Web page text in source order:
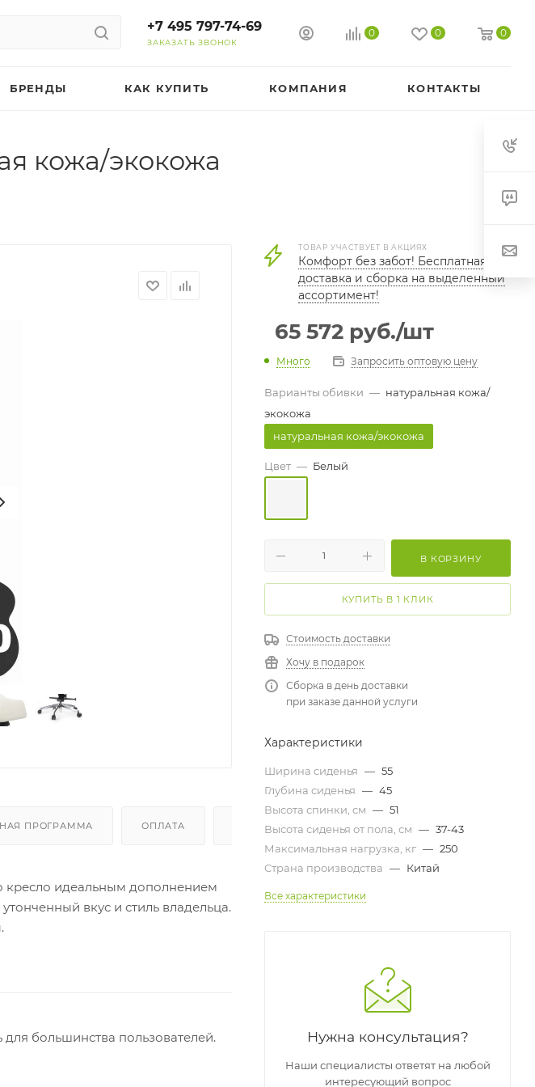
+7 495 797-74-69
ЗАКАЗАТЬ ЗВОНОК
0 0 0
БРЕНДЫ КАК КУПИТЬ КОМПАНИЯ КОНТАКТЫ
кожа/экокожа
ПРОГРАММА ОПЛАТА ДОСТАВКА И СБОРКА ГАРАНТИЯ И ВОЗВРАТ
кресло идеальным дополнением
вкус и стиль владельца.
большинства пользователей.
ТОВАР УЧАСТВУЕТ В АКЦИЯХ
Комфорт без забот! Бесплатная
доставка и сборка на выделенный
ассортимент!
65 572 руб./шт
Много Запросить оптовую цену
Варианты обивки — натуральная кожа/
экокожа
натуральная кожа/экокожа
Цвет — Белый
В КОРЗИНУ
КУПИТЬ В 1 КЛИК
Стоимость доставки
Хочу в подарок
Сборка в день доставки
при заказе данной услуги
Характеристики
Ширина сиденья — 55
Глубина сиденья — 45
Высота спинки, см — 51
Высота сиденья от пола, см — 37-43
Максимальная нагрузка, кг — 250
Страна производства — Китай
Все характеристики
Нужна консультация?
Наши специалисты ответят на любой
интересующий вопрос